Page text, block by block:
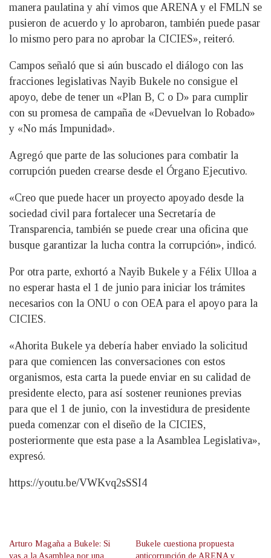
manera paulatina y ahí vimos que ARENA y el FMLN se
pusieron de acuerdo y lo aprobaron, también puede pasar
lo mismo pero para no aprobar la CICIES», reiteró.
Campos señaló que si aún buscado el diálogo con las
fracciones legislativas Nayib Bukele no consigue el
apoyo, debe de tener un «Plan B, C o D» para cumplir
con su promesa de campaña de «Devuelvan lo Robado»
y «No más Impunidad».
Agregó que parte de las soluciones para combatir la
corrupción pueden crearse desde el Órgano Ejecutivo.
«Creo que puede hacer un proyecto apoyado desde la
sociedad civil para fortalecer una Secretaría de
Transparencia, también se puede crear una oficina que
busque garantizar la lucha contra la corrupción», indicó.
Por otra parte, exhortó a Nayib Bukele y a Félix Ulloa a
no esperar hasta el 1 de junio para iniciar los trámites
necesarios con la ONU o con OEA para el apoyo para la
CICIES.
«Ahorita Bukele ya debería haber enviado la solicitud
para que comiencen las conversaciones con estos
organismos, esta carta la puede enviar en su calidad de
presidente electo, para así sostener reuniones previas
para que el 1 de junio, con la investidura de presidente
pueda comenzar con el diseño de la CICIES,
posteriormente que esta pase a la Asamblea Legislativa»,
expresó.
https://youtu.be/VWKvq2sSSI4
Arturo Magaña a Bukele: Si
vas a la Asamblea por una
Bukele cuestiona propuesta
anticorrupción de ARENA y